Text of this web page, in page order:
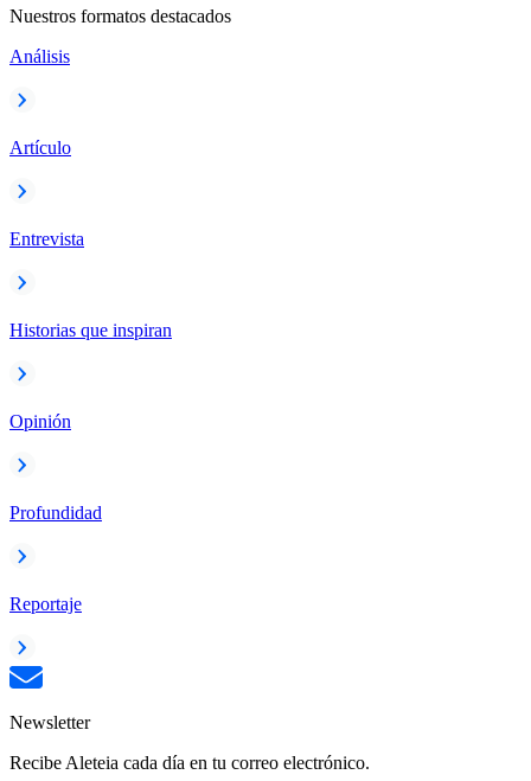
Nuestros formatos destacados
Análisis
Artículo
Entrevista
Historias que inspiran
Opinión
Profundidad
Reportaje
Newsletter
Recibe Aleteia cada día en tu correo electrónico.